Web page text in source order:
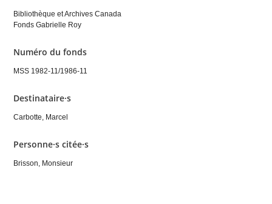
Bibliothèque et Archives Canada
Fonds Gabrielle Roy
Numéro du fonds
MSS 1982-11/1986-11
Destinataire·s
Carbotte, Marcel
Personne·s citée·s
Brisson, Monsieur